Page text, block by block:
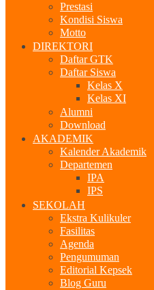
Prestasi
Kondisi Siswa
Motto
DIREKTORI
Daftar GTK
Daftar Siswa
Kelas X
Kelas XI
Alumni
Download
AKADEMIK
Kalender Akademik
Departemen
IPA
IPS
SEKOLAH
Ekstra Kulikuler
Fasilitas
Agenda
Pengumuman
Editorial Kepsek
Blog Guru